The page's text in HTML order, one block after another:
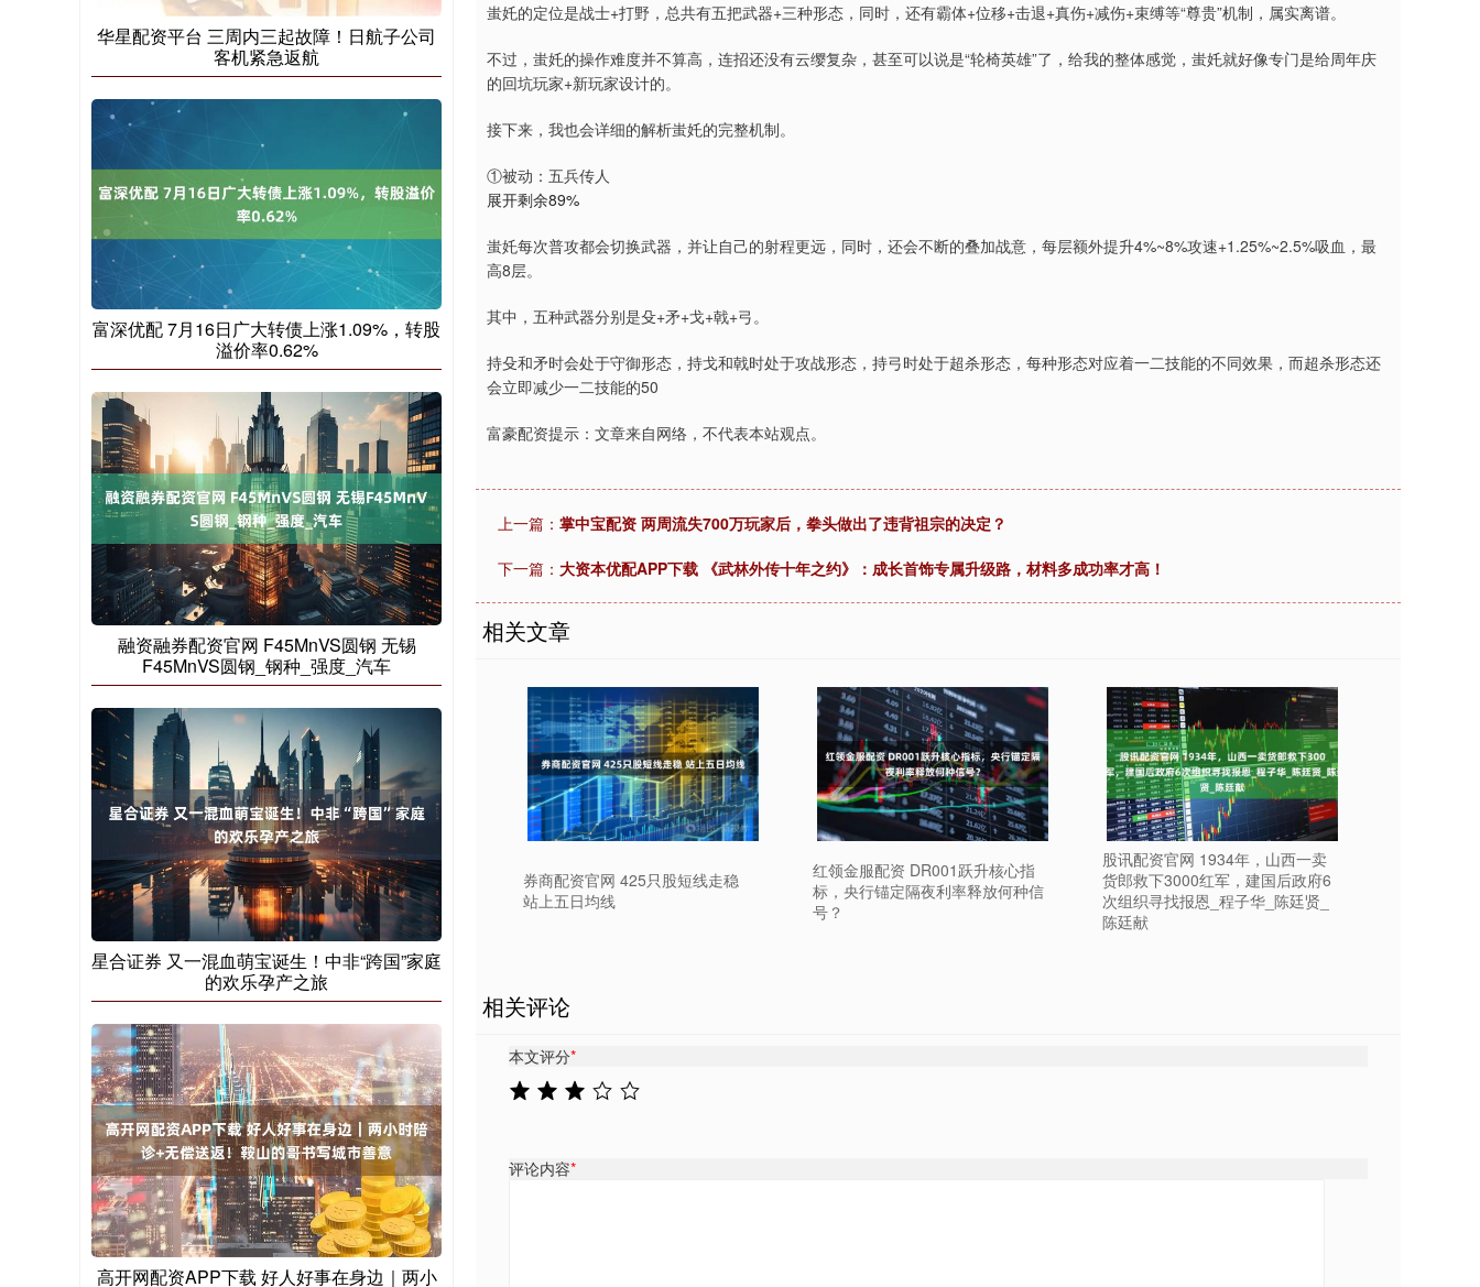
蚩奼的定位是战士+打野，总共有五把武器+三种形态，同时，还有霸体+位移+击退+真伤+减伤+束缚等“尊贵”机制，属实离谱。
不过，蚩奼的操作难度并不算高，连招还没有云缨复杂，甚至可以说是“轮椅英雄”了，给我的整体感觉，蚩奼就好像专门是给周年庆
的回坑玩家+新玩家设计的。
接下来，我也会详细的解析蚩奼的完整机制。
①被动：五兵传人
展开剩余89%
蚩奼每次普攻都会切换武器，并让自己的射程更远，同时，还会不断的叠加战意，每层额外提升4%~8%攻速+1.25%~2.5%吸血，最
高8层。
其中，五种武器分别是殳+矛+戈+戟+弓。
持殳和矛时会处于守御形态，持戈和戟时处于攻战形态，持弓时处于超杀形态，每种形态对应着一二技能的不同效果，而超杀形态还
会立即减少一二技能的50
富豪配资提示：文章来自网络，不代表本站观点。
上一篇： 掌中宝配资 两周流失700万玩家后，拳头做出了违背祖宗的决定？
下一篇： 大资本优配APP下载 《武林外传十年之约》：成长首饰专属升级路，材料多成功率才高！
相关文章
券商配资官网 425只股短线走稳
站上五日均线
红领金服配资 DR001跃升核心指
标，央行锚定隔夜利率释放何种信
号？
股讯配资官网 1934年，山西一卖
货郎救下3000红军，建国后政府6
次组织寻找报恩_程子华_陈廷贤_
陈廷献
相关评论
本文评分*
评论内容*
华星配资平台 三周内三起故障！日航子公司
客机紧急返航
富深优配 7月16日广大转债上涨1.09%，转股
溢价率0.62%
融资融券配资官网 F45MnVS圆钢 无锡
F45MnVS圆钢_钢种_强度_汽车
星合证券 又一混血萌宝诞生！中非“跨国”家庭
的欢乐孕产之旅
高开网配资APP下载 好人好事在身边｜两小